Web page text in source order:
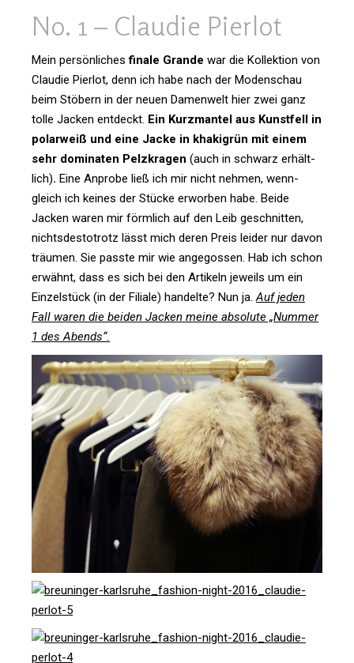
No. 1 – Claudie Pierlot
Mein per­sön­li­chesfinale Grande war die Kol­lek­tion von
Claudie Pierlot, denn ich habe nach der Moden­schau
beim Stö­bern in der neuen Damen­welt hier zwei ganz
tolle Jacken ent­deckt. Ein Kurz­mantel aus Kunst­fell in
polar­weiß und eine Jacke in kha­ki­grün mit einem
sehr domi­naten Pelz­kragen (auch in schwarz erhält­
lich). Eine Anprobe ließ ich mir nicht nehmen, wenn­
gleich ich keines der Stücke erworben habe. Beide
Jacken waren mir förm­lich auf den Leib geschnitten,
nichts­des­to­trotz lässt mich deren Preis leider nur davon
träumen. Sie passte mir wie ange­gossen. Hab ich schon
erwähnt, dass es sich bei den Arti­keln jeweils um ein
Ein­zel­stück (in der Filiale) han­delte? Nun ja.Auf jeden
Fall waren die beiden Jacken meine abso­lute „Nummer
1 des Abends“.